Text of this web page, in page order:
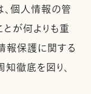
、個人情報の管
が何よりも重
報保護に関する
徹底を図り、